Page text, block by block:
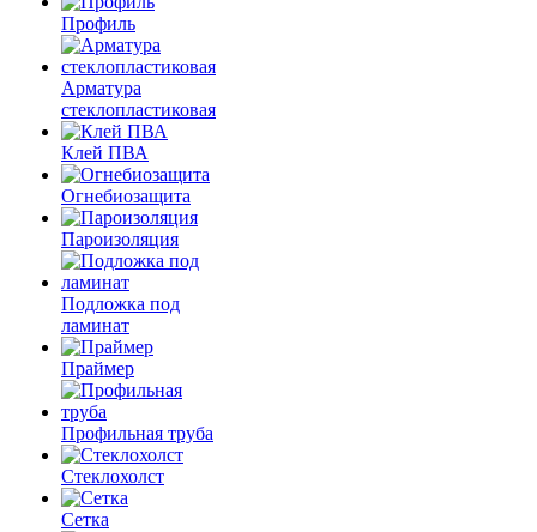
Профиль
Арматура
стеклопластиковая
Клей ПВА
Огнебиозащита
Пароизоляция
Подложка под
ламинат
Праймер
Профильная труба
Стеклохолст
Сетка